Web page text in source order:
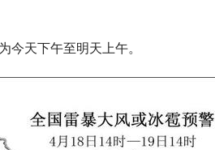
今天下午至明天上午。